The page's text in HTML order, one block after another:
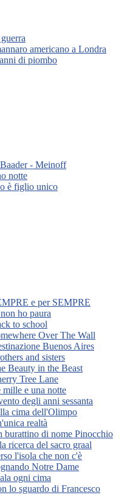
americano a Londra
di piombo
- Meinoff
notte
è figlio unico
e per SEMPRE
ho paura
to school
Over The Wall
Buenos Aires
and sisters
Beauty in the Beast
Tree Lane
e una notte
degli anni sessanta
cima dell'Olimpo
realtà
burattino di nome Pinocchio
ricerca del sacro graal
l'isola che non c'è
Notre Dame
ogni cima
lo sguardo di Francesco